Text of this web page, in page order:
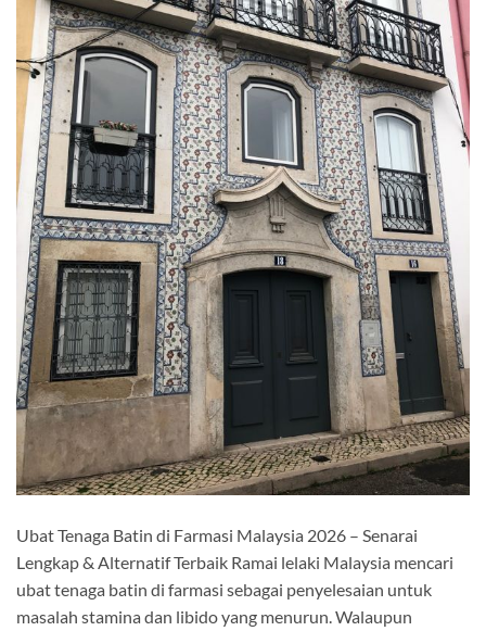
Ubat Tenaga Batin di Farmasi Malaysia 2026 – Senarai
Lengkap & Alternatif Terbaik Ramai lelaki Malaysia mencari
ubat tenaga batin di farmasi sebagai penyelesaian untuk
masalah stamina dan libido yang menurun. Walaupun